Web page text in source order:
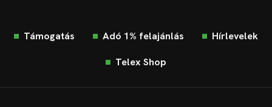
Támogatás Adó 1% felajánlás Hírlevelek
Telex Shop